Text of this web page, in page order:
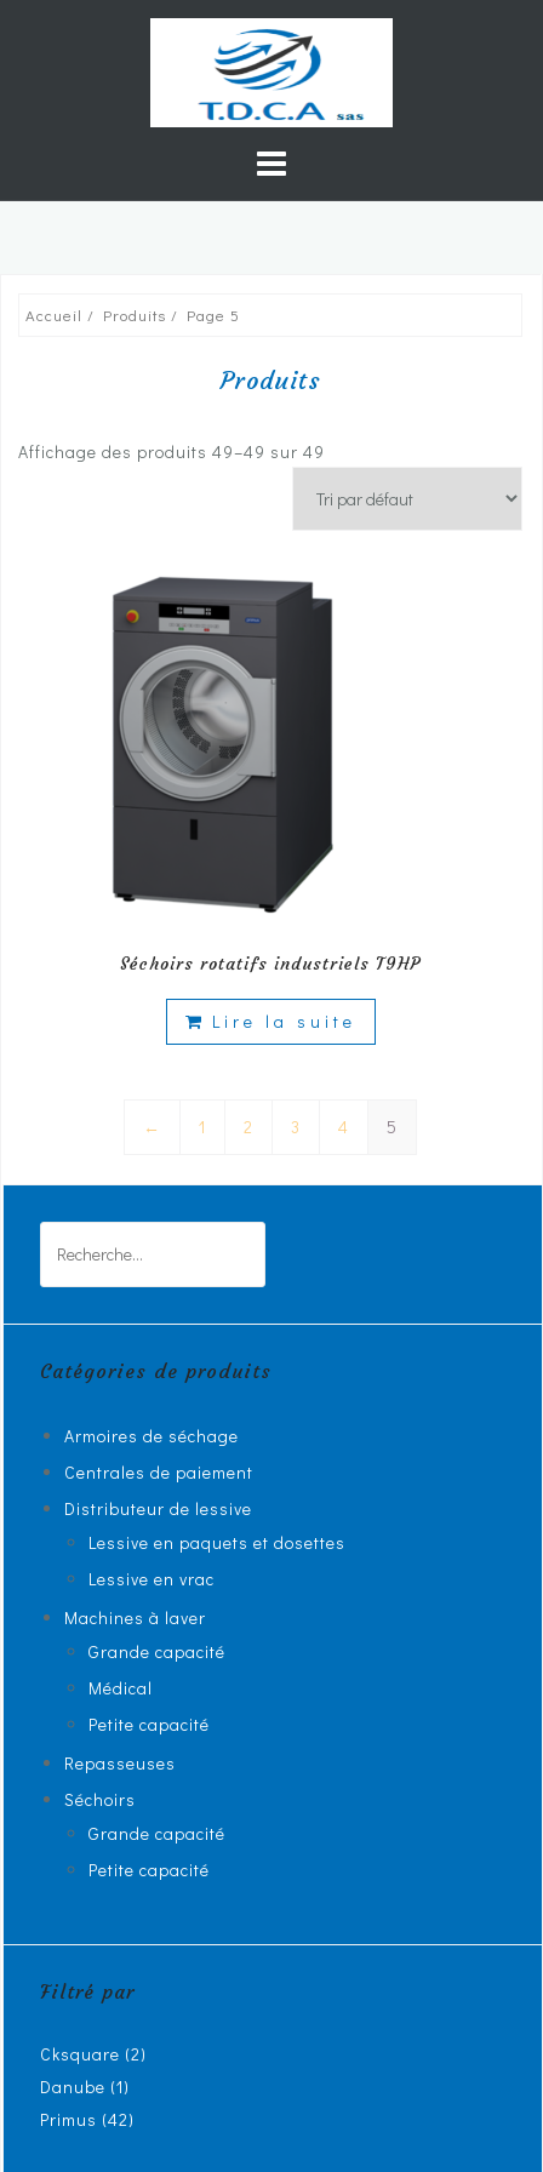
Accueil / Produits / Page 5
Produits
Affichage des produits 49–49 sur 49
Séchoirs rotatifs industriels T9HP
Lire la suite
← 1 2 3 4 5
Catégories de produits
Armoires de séchage
Centrales de paiement
Distributeur de lessive
Lessive en paquets et dosettes
Lessive en vrac
Machines à laver
Grande capacité
Médical
Petite capacité
Repasseuses
Séchoirs
Grande capacité
Petite capacité
Filtré par
Cksquare (2)
Danube (1)
Primus (42)